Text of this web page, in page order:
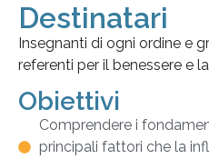
Destinatari
Insegnanti di ogni ordine e
referenti per il benessere e
Obiettivi
Comprendere i
principali fattori che la